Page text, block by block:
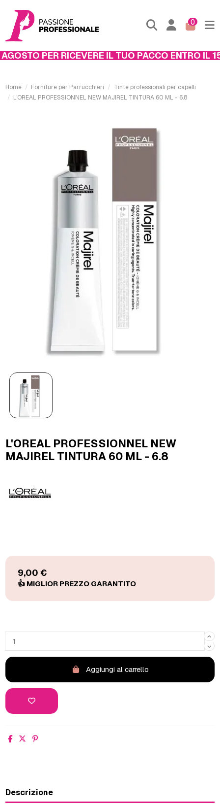
0
PER RICEVERE IL TUO PACCO ENTRO IL 15
Home Forniture per Parrucchieri
Tinte professionali per capelli
L'OREAL PROFESSIONNEL NEW MAJIREL TINTURA 60 ML - 6.8
L'OREAL PROFESSIONNEL NEW
MAJIREL TINTURA 60 ML - 6.8
9,00 €
Aggiungi al carrello
Descrizione